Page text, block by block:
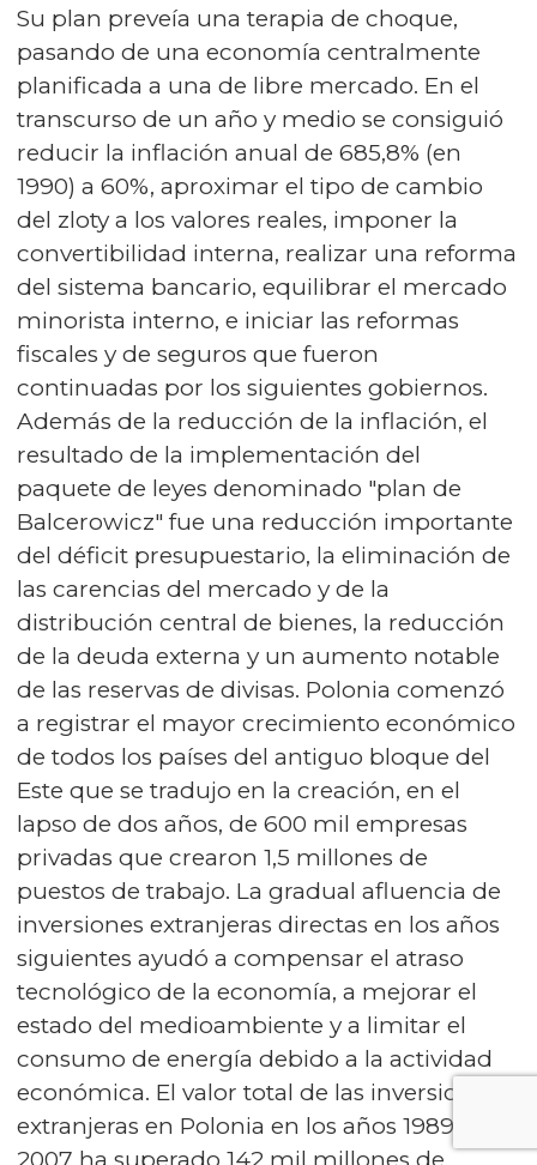
Su plan preveía una terapia de choque,
pasando de una economía centralmente
planificada a una de libre mercado. En el
transcurso de un año y medio se consiguió
reducir la inflación anual de 685,8% (en
1990) a 60%, aproximar el tipo de cambio
del zloty a los valores reales, imponer la
convertibilidad interna, realizar una reforma
del sistema bancario, equilibrar el mercado
minorista interno, e iniciar las reformas
fiscales y de seguros que fueron
continuadas por los siguientes gobiernos.
Además de la reducción de la inflación, el
resultado de la implementación del
paquete de leyes denominado "plan de
Balcerowicz" fue una reducción importante
del déficit presupuestario, la eliminación de
las carencias del mercado y de la
distribución central de bienes, la reducción
de la deuda externa y un aumento notable
de las reservas de divisas. Polonia comenzó
a registrar el mayor crecimiento económico
de todos los países del antiguo bloque del
Este que se tradujo en la creación, en el
lapso de dos años, de 600 mil empresas
privadas que crearon 1,5 millones de
puestos de trabajo. La gradual afluencia de
inversiones extranjeras directas en los años
siguientes ayudó a compensar el atraso
tecnológico de la economía, a mejorar el
estado del medioambiente y a limitar el
consumo de energía debido a la actividad
económica. El valor total de las inversiones
extranjeras en Polonia en los años 1989-